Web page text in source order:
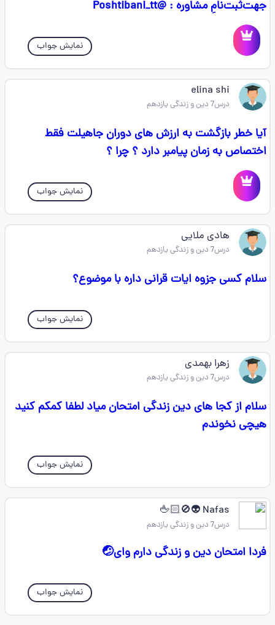
جهت‌ثبت‌نامِ مشاوره : @Poshtibani_tt
نمایش جواب
elina shi
درس7 دین و زندگی یازدهم
آیا خطر بازگشت به ارزش های دوران جاهیلت فقط
اختصاص به زمان پیامبر دارد ؟ چرا ؟
نمایش جواب
هادی ملایی
درس7 دین و زندگی یازدهم
سلام کسی جزوه ایات قرانی داره با موضوع؟
نمایش جواب
زهرا بهمدی
درس7 دین و زندگی یازدهم
سلام از کجا های دین زندگی امتحان میاد لطفا کمکم کنید
هیچی نخوندم
نمایش جواب
Nafas 👽🚫🖕🏻
درس7 دین و زندگی یازدهم
فردا امتحان دین و زندگی دارم وای🤕
نمایش جواب